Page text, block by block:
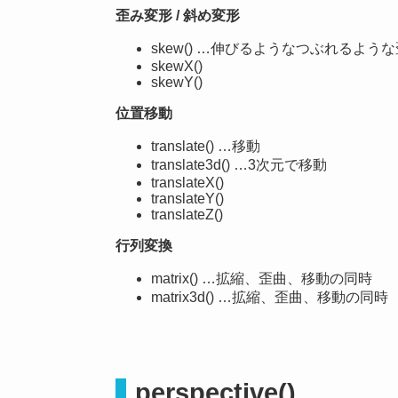
歪み変形 / 斜め変形
skew() …伸びるようなつぶれるような
skewX()
skewY()
位置移動
translate() …移動
translate3d() …3次元で移動
translateX()
translateY()
translateZ()
行列変換
matrix() …拡縮、歪曲、移動の同時
matrix3d() …拡縮、歪曲、移動の同時
perspective()